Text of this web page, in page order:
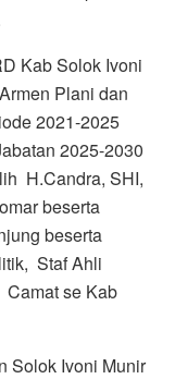
Kab Solok Ivoni
Plani dan
2021-2025
2025-2030
H.Candra, SHI,
beserta
beserta
Staf Ahli
se Kab
Solok Ivoni Munir